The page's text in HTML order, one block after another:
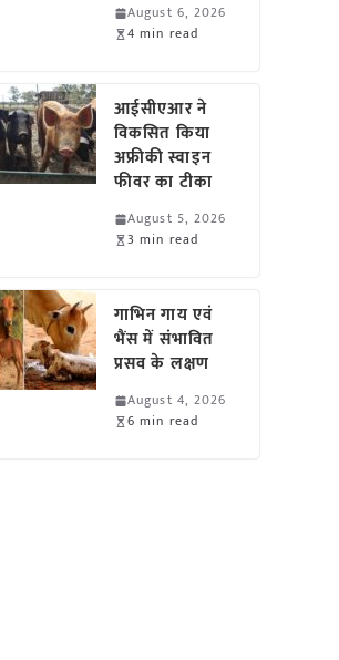
August 6, 2026
4 min read
आईसीएआर ने
विकसित किया
अफ्रीकी स्वाइन
फीवर का टीका
August 5, 2026
3 min read
गाभिन गाय एवं
भैंस में संभावित
प्रसव के लक्षण
August 4, 2026
6 min read